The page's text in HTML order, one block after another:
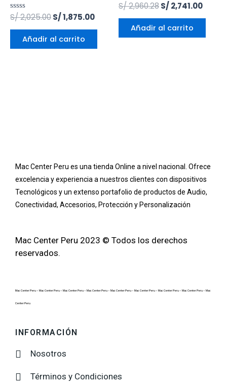
Valorado
en
0
S/2,025.00S/1,875.00
Añadir al carrito
Valorado
en
0
S/2,960.28S/2,741.00
Añadir al carrito
Mac Center Peru es una tienda Online a nivel nacional
. Ofrece
excelencia y experiencia a nuestros clientes con dispositivos
Tecnológicos y un extenso portafolio de productos de Audio,
Conectividad, Accesorios, Protección y Personalización
Mac Center Peru 2023 © Todos los derechos
reservados.
Mac Center Peru – Mac Center Peru – Mac Center Peru – Mac Center Peru – Mac Center Peru – Mac Center Peru – Mac Center Peru – Mac Center Peru – Mac
Center Peru
INFORMACIÓN
Nosotros
Términos y Condiciones